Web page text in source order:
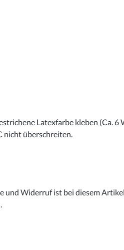
Latexfarbe kleben (Ca.
nicht überschreiten.
Widerruf ist bei diesem